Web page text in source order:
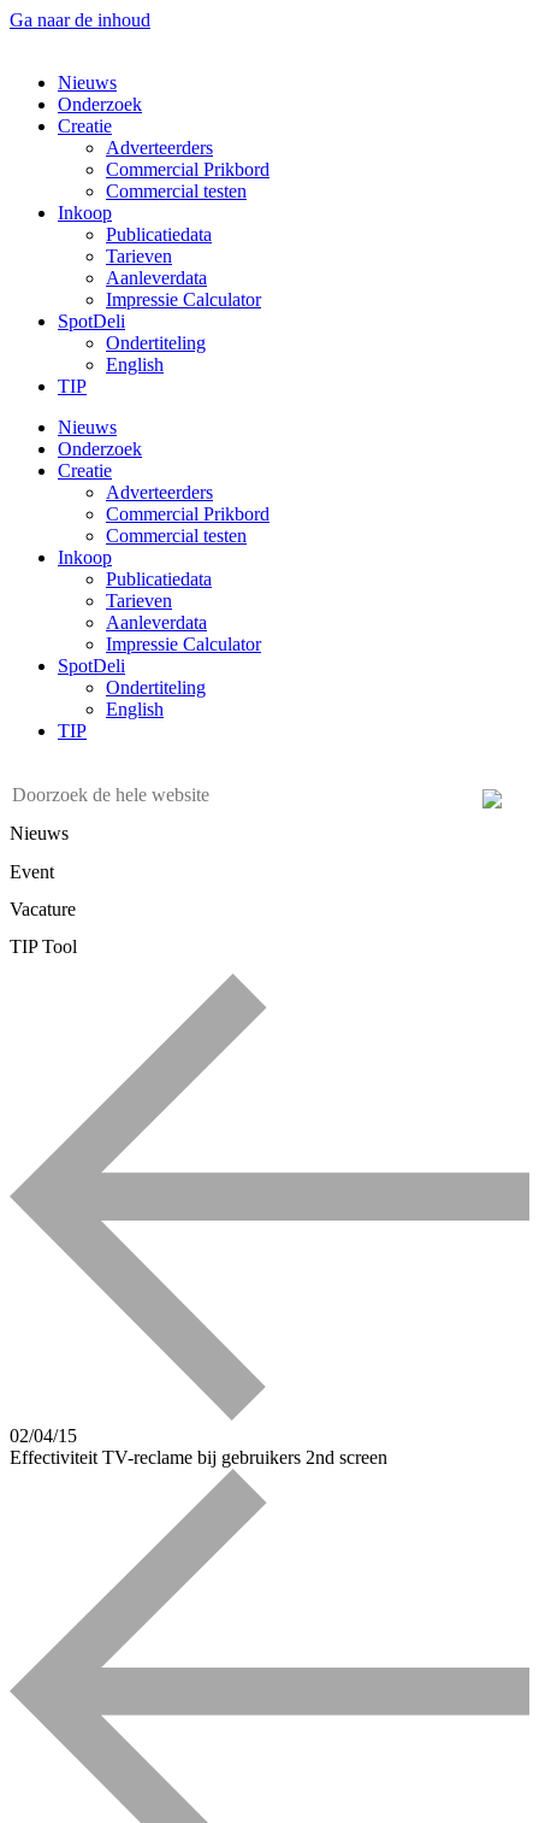
Ga naar de inhoud
Nieuws
Onderzoek
Creatie
Adverteerders
Commercial Prikbord
Commercial testen
Inkoop
Publicatiedata
Tarieven
Aanleverdata
Impressie Calculator
SpotDeli
Ondertiteling
English
TIP
Nieuws
Onderzoek
Creatie
Adverteerders
Commercial Prikbord
Commercial testen
Inkoop
Publicatiedata
Tarieven
Aanleverdata
Impressie Calculator
SpotDeli
Ondertiteling
English
TIP
Nieuws
Event
Vacature
TIP Tool
02/04/15
Effectiviteit TV-reclame bij gebruikers 2nd screen